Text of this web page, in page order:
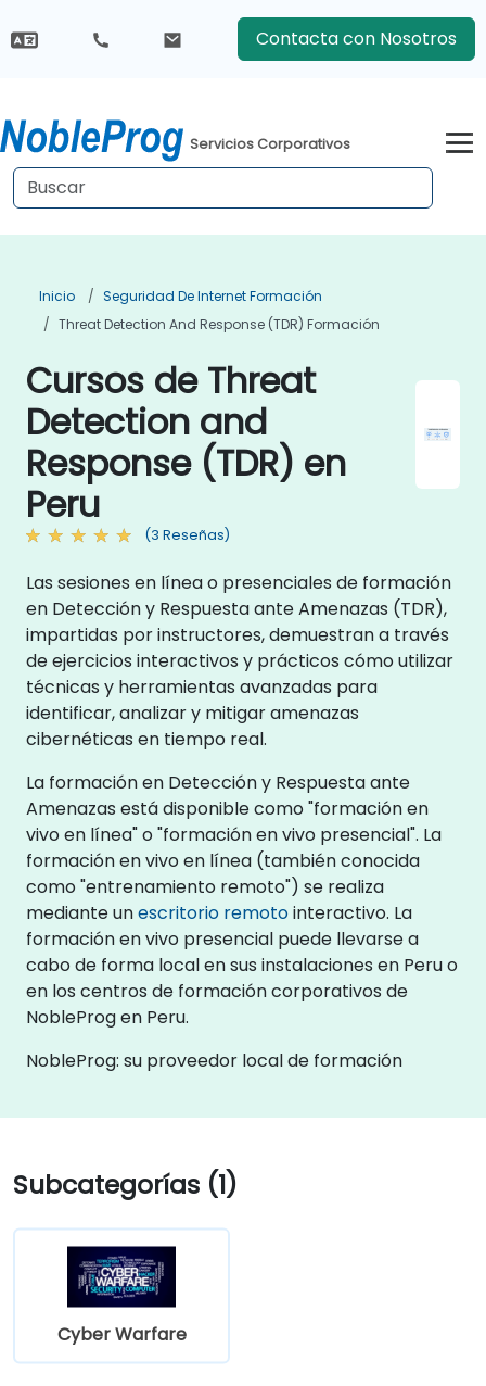
Contacta con Nosotros
Servicios Corporativos
Inicio
Seguridad De Internet Formación
Threat Detection And Response (TDR) Formación
Cursos de Threat
Detection and
Response (TDR) en
Peru
(3 Reseñas)
Las sesiones en línea o presenciales de formación
en Detección y Respuesta ante Amenazas (TDR),
impartidas por instructores, demuestran a través
de ejercicios interactivos y prácticos cómo utilizar
técnicas y herramientas avanzadas para
identificar, analizar y mitigar amenazas
cibernéticas en tiempo real.
La formación en Detección y Respuesta ante
Amenazas está disponible como "formación en
vivo en línea" o "formación en vivo presencial". La
formación en vivo en línea (también conocida
como "entrenamiento remoto") se realiza
mediante unescritorio remotointeractivo. La
formación en vivo presencial puede llevarse a
cabo de forma local en sus instalaciones en Peru o
en los centros de formación corporativos de
NobleProg en Peru.
NobleProg: su proveedor local de formación
Subcategorías (1)
Cyber Warfare